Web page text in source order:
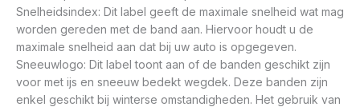
Snelheidsindex: Dit label geeft de maximale snelheid wat mag
worden gereden met de band aan. Hiervoor houdt u de
maximale snelheid aan dat bij uw auto is opgegeven.
Sneeuwlogo: Dit label toont aan of de banden geschikt zijn
voor met ijs en sneeuw bedekt wegdek. Deze banden zijn
enkel geschikt bij winterse omstandigheden. Het gebruik van